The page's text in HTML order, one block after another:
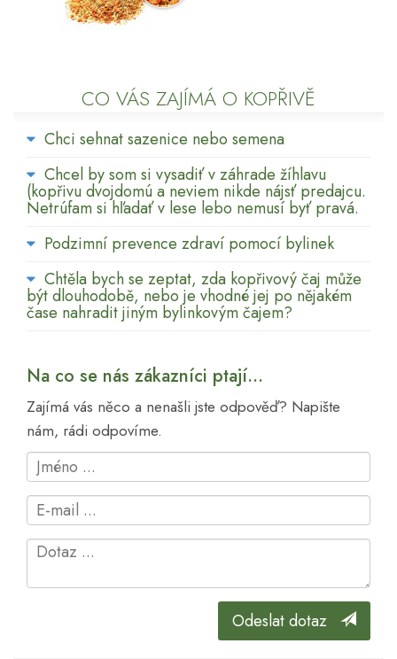
CO VÁS ZAJÍMÁ O KOPŘIVĚ
Chci sehnat sazenice nebo semena
Chcel by som si vysadiť v záhrade žíhlavu
(kopřivu dvojdomú a neviem nikde nájsť predajcu.
Netrúfam si hľadať v lese lebo nemusí byť pravá.
Podzimní prevence zdraví pomocí bylinek
Chtěla bych se zeptat, zda kopřivový čaj může
být dlouhodobě, nebo je vhodné jej po nějakém
čase nahradit jiným bylinkovým čajem?
Na co se nás zákazníci ptají...
Zajímá vás něco a nenašli jste odpověď? Napište
nám, rádi odpovíme.
Odeslat dotaz